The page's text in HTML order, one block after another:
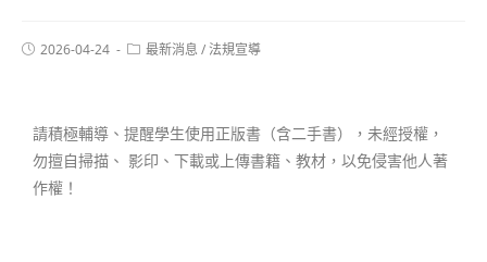
2026-04-24 最新消息 / 法規宣導
請積極輔導、提醒學生使用正版書（含二手書），未經授權，
勿擅自掃描、 影印、下載或上傳書籍、教材，以免侵害他人著
作權！